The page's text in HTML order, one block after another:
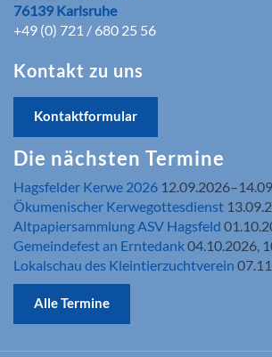
76139 Karlsruhe
+49 (0) 721 / 680 25 56
Kontakt zu uns
Kontaktformular
Die nächsten Termine
Hagsfelder Kerwe 2026
Ökumenischer Kerwegottesdienst
Altpapiersammlung ASV Hagsfeld
Gemeindefest an Erntedank04.10.2026,
Lokalschau des Kleintierzuchtverein
Alle Termine